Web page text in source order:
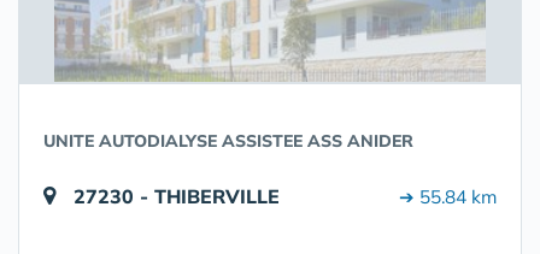
UNITE AUTODIALYSE ASSISTEE ASS ANIDER
27230 - THIBERVILLE ➔ 55.84 km